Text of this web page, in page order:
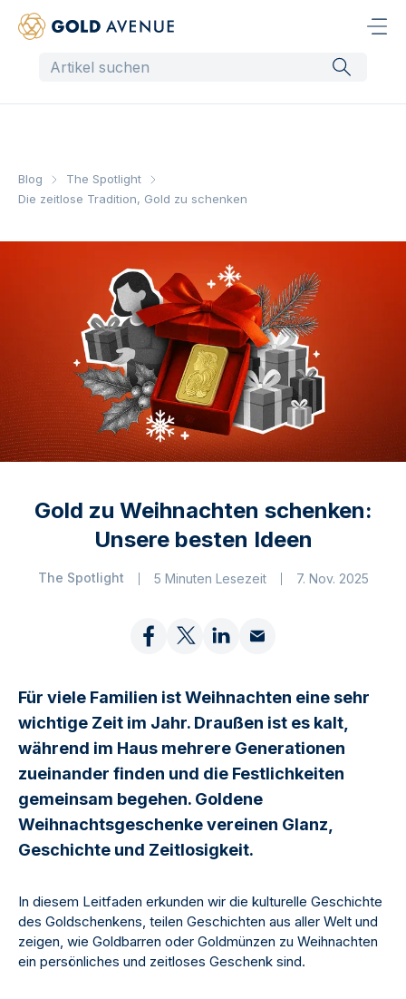
Blog
The Spotlight
Die zeitlose Tradition, Gold zu schenken
Gold zu Weihnachten schenken:
Unsere besten Ideen
The Spotlight 5 Minuten Lesezeit 7. Nov. 2025
Für viele Familien ist Weihnachten eine sehr
wichtige Zeit im Jahr. Draußen ist es kalt,
während im Haus mehrere Generationen
zueinander finden und die Festlichkeiten
gemeinsam begehen. Goldene
Weihnachtsgeschenke vereinen Glanz,
Geschichte und Zeitlosigkeit.
In diesem Leitfaden erkunden wir die kulturelle Geschichte
des Goldschenkens, teilen Geschichten aus aller Welt und
zeigen, wie Goldbarren oder Goldmünzen zu Weihnachten
ein persönliches und zeitloses Geschenk sind.